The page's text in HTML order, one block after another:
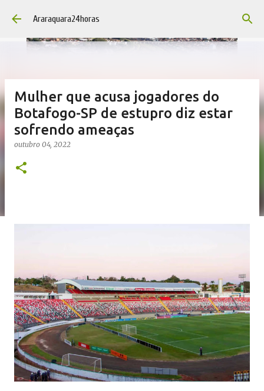
Pular para o conteúdo principal
Araraquara24horas
Mulher que acusa jogadores do
Botafogo-SP de estupro diz estar
sofrendo ameaças
outubro 04, 2022